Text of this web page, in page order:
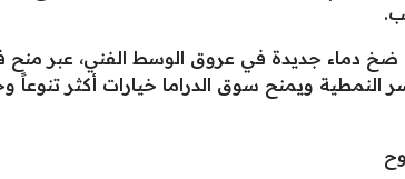
دماء جديدة في عروق الوسط الفني، عبر منح
النمطية ويمنح سوق الدراما خيارات أكثر